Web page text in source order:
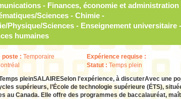
- Finances, économie et administration
Sciences - Chimie -
Physique/Sciences - Enseignement universitaire -
humaines
poste : Temporaire
Expérience requise :
Statut : Temps plein
pleinSALAIRESelon l'expérience, à discuterAvec une
supérieurs, l’École de technologie supérieure (ÉTS),
au Canada. Elle offre des programmes de baccalauréat,